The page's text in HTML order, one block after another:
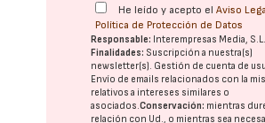
He leído y acepto elAviso
Política de Protección de Datos
Responsable: Interempresas Media,
Finalidades: Suscripción a nuestra(s)
newsletter(s). Gestión de cuenta de
Envío de emails relacionados con la
relativos a intereses similares o
asociados.Conservación: mientras
relación con Ud., o mientras sea